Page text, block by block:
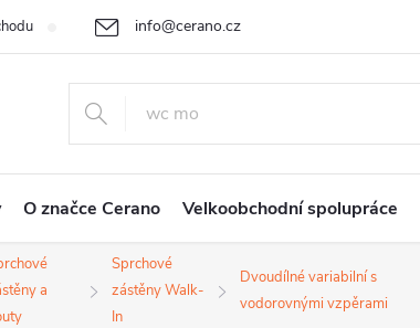
+420 226 400 232
info@cerano.cz
Cenová nabídka na míru
O značce Cerano Velkoobchodní spolupráce
a
Sprchové
zástěny Walk-
In
Dvoudílné variabilní s
vodorovnými vzpěrami